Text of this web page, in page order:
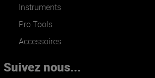
Instruments
Pro Tools
Accessoires
Suivez nous...